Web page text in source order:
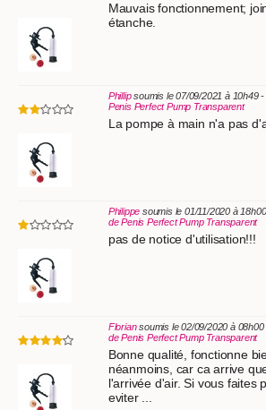
Mauvais fonctionnement;
étanche.
Phillipsoumis le 07/09/2021 à 10h49
Penis Perfect Pump Transparent
La pompe à main n'a pas
Philippe soumis le 01/11/2020 à
de Penis Perfect Pump Transparent
pas de notice d'utilisation!!!
Floriansoumis le 02/09/2020 à
de Penis Perfect Pump Transparent
Bonne qualité, fonctionne
néanmoins, car ca arrive
l'arrivée d'air. Si vous faites
eviter ...